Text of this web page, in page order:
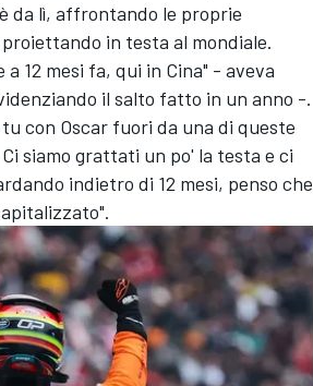
da lì, affrontando le proprie
in testa al mondiale.
12 mesi fa, qui in Cina" - aveva
il salto fatto in un anno -.
con Oscar fuori da una di queste
siamo grattati un po' la testa e ci
indietro di 12 mesi, penso che